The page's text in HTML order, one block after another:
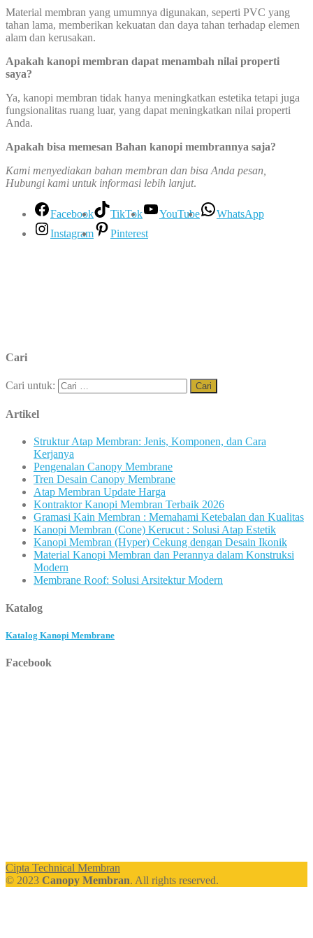
Material membran yang umumnya digunakan, seperti PVC yang
tahan lama, memberikan kekuatan dan daya tahan terhadap elemen
alam dan kerusakan.
Apakah kanopi membran dapat menambah nilai properti
saya?
Ya, kanopi membran tidak hanya meningkatkan estetika tetapi juga
fungsionalitas ruang luar, yang dapat meningkatkan nilai properti
Anda.
Apakah bisa memesan Bahan kanopi membrannya saja?
Kami menyediakan bahan membran dan bisa Anda pesan,
Hubungi kami untuk informasi lebih lanjut.
Facebook TikTok YouTube
WhatsApp
Instagram
Pinterest
Cari
Cari untuk:
Artikel
Struktur Atap Membran: Jenis, Komponen, dan Cara
Kerjanya
Pengenalan Canopy Membrane
Tren Desain Canopy Membrane
Atap Membran Update Harga
Kontraktor Kanopi Membran Terbaik 2026
Gramasi Kain Membran : Memahami Ketebalan dan Kualitas
Kanopi Membran (Cone) Kerucut : Solusi Atap Estetik
Kanopi Membran (Hyper) Cekung dengan Desain Ikonik
Material Kanopi Membran dan Perannya dalam Konstruksi
Modern
Membrane Roof: Solusi Arsitektur Modern
Katalog
Katalog Kanopi Membrane
Facebook
Cipta Technical Membran
© 2023 Canopy Membran. All rights reserved.